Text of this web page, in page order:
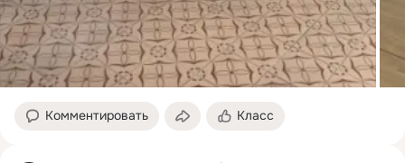
Комментировать Класс